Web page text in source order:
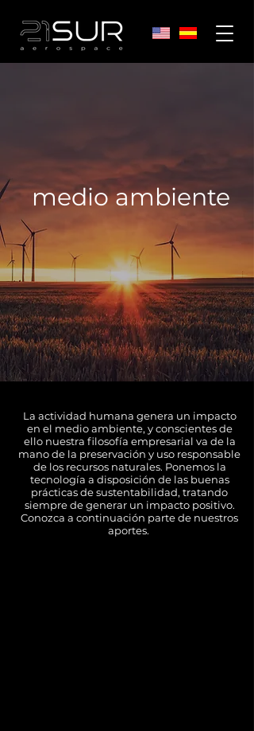
medio ambiente
La actividad humana genera un impacto
en el medio ambiente, y conscientes de
ello nuestra filosofía empresarial va de la
mano de la preservación y uso responsable
de los recursos naturales. Ponemos la
tecnología a disposición de las buenas
prácticas de sustentabilidad, tratando
siempre de generar un impacto positivo.
Conozca a continuación parte de nuestros
aportes.